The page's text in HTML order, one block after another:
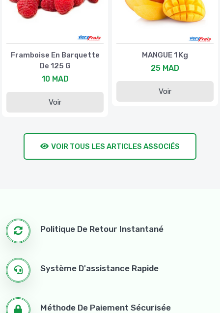
Framboise En Barquette
De 125 G
10 MAD
Voir
MANGUE 1 Kg
25 MAD
Voir
VOIR TOUS LES ARTICLES ASSOCIÉS
Politique De Retour Instantané
Système D'assistance Rapide
Méthode De Paiement Sécurisée